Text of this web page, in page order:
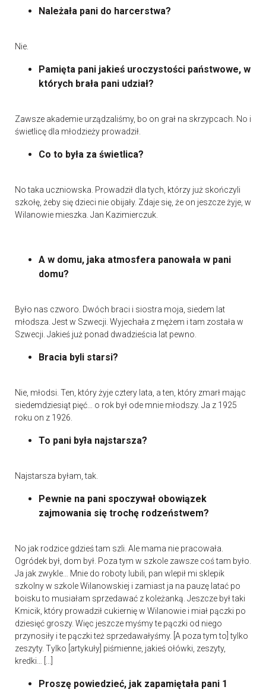
Należała pani do harcerstwa?
Nie.
Pamięta pani jakieś uroczystości państwowe, w
których brała pani udział?
Zawsze akademie urządzaliśmy, bo on grał na skrzypcach. No i
świetlicę dla młodzieży prowadził.
Co to była za świetlica?
No taka uczniowska. Prowadził dla tych, którzy już skończyli
szkołę, żeby się dzieci nie obijały. Zdaje się, że on jeszcze żyje, w
Wilanowie mieszka. Jan Kazimierczuk.
A w domu, jaka atmosfera panowała w pani
domu?
Było nas czworo. Dwóch braci i siostra moja, siedem lat
młodsza. Jest w Szwecji. Wyjechała z mężem i tam została w
Szwecji. Jakieś już ponad dwadzieścia lat pewno.
Bracia byli starsi?
Nie, młodsi. Ten, który żyje cztery lata, a ten, który zmarł mając
siedemdziesiąt pięć… o rok był ode mnie młodszy. Ja z 1925
roku on z 1926.
To pani była najstarsza?
Najstarsza byłam, tak.
Pewnie na pani spoczywał obowiązek
zajmowania się trochę rodzeństwem?
No jak rodzice gdzieś tam szli. Ale mama nie pracowała.
Ogródek był, dom był. Poza tym w szkole zawsze coś tam było.
Ja jak zwykle… Mnie do roboty lubili, pan wlepił mi sklepik
szkolny w szkole Wilanowskiej i zamiast ja na pauzę latać po
boisku to musiałam sprzedawać z koleżanką. Jeszcze był taki
Kmicik, który prowadził cukiernię w Wilanowie i miał pączki po
dziesięć groszy. Więc jeszcze myśmy te pączki od niego
przynosiły i te pączki też sprzedawałyśmy. [A poza tym to] tylko
zeszyty. Tylko [artykuły] piśmienne, jakieś ołówki, zeszyty,
kredki… [...]
Proszę powiedzieć, jak zapamiętała pani 1